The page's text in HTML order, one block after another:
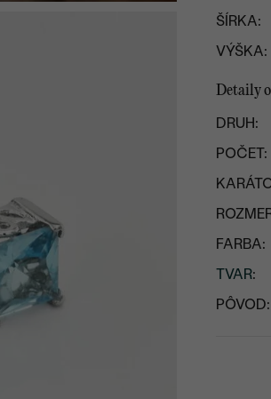
ŠÍRKA:
VÝŠKA:
Detaily
DRUH:
POČET:
FARBA:
TVAR:
PÔVOD: